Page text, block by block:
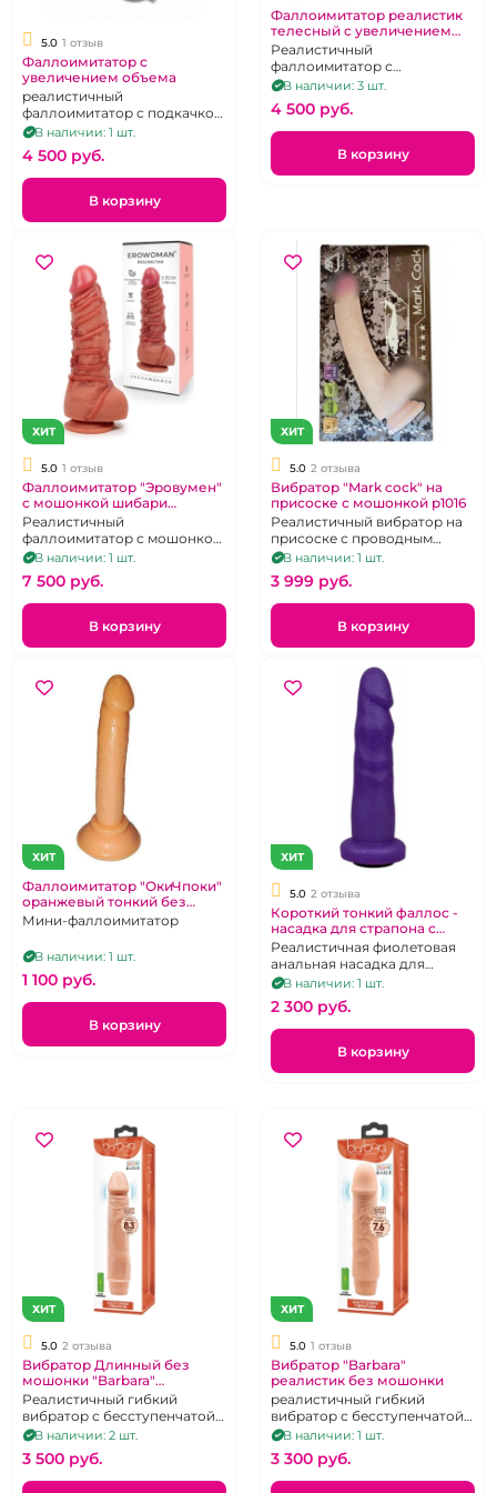
5.0 1 отзыв
Фаллоимитатор с
увеличением объема
реалистичный
фаллоимитатор с подкачкой,
на присоске, с мошонкой
В наличии: 1 шт.
4 500 pуб.
В корзину
Фаллоимитатор реалистик
телесный с увеличением
объема
Реалистичный
фаллоимитатор с
увеличением объёма на
присоске.
В наличии: 3 шт.
4 500 pуб.
В корзину
ХИТ
5.0 1 отзыв
Фаллоимитатор "Эровумен"
с мошонкой шибари
диаметр 6 см
Реалистичный
фаллоимитатор с мошонкой
и имитацией верёвки в стиле
"Шибари".
В наличии: 1 шт.
7 500 pуб.
В корзину
ХИТ
5.0 2 отзыва
Вибратор "Mark cock" на
присоске с мошонкой p1016
Реалистичный вибратор на
присоске с проводным
пультом, 8 режимов
вибраций.
В наличии: 1 шт.
3 999 pуб.
В корзину
ХИТ
Фаллоимитатор "ОкиЧпоки"
оранжевый тонкий без
мошонки на присоске
Мини-фаллоимитатор
В наличии: 1 шт.
1 100 pуб.
В корзину
ХИТ
5.0 2 отзыва
Короткий тонкий фаллос -
насадка для страпона с
коннектором
Реалистичная фиолетовая
анальная насадка для
страпона с коннектором
В наличии: 1 шт.
2 300 pуб.
В корзину
ХИТ
5.0 2 отзыва
Вибратор Длинный без
мошонки "Barbara"
реалистик
Реалистичный гибкий
вибратор с бесступенчатой
регулировкой
интенсивности вибрации.
В наличии: 2 шт.
3 500 pуб.
ХИТ
5.0 1 отзыв
Вибратор "Barbara"
реалистик без мошонки
реалистичный гибкий
вибратор с бесступенчатой
регулировкой
интенсивности вибрации
В наличии: 1 шт.
3 300 pуб.